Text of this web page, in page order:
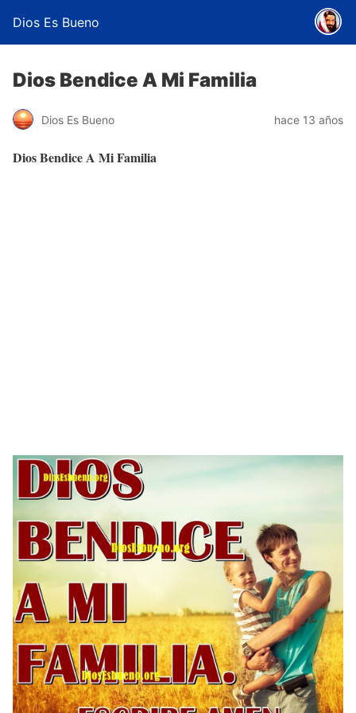
Dios Es Bueno
Dios Bendice A Mi Familia
Dios Es Bueno hace 13 años
Dios Bendice A Mi Familia